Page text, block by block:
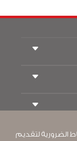
الضرورية لتقديم